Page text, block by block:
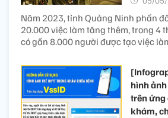
Năm 2023, tỉnh Quảng Ninh phấn
20.000 việc làm tăng thêm, trong 4
có gần 8.000 người được tạo việc
hình
trên ứng
khám,